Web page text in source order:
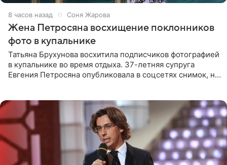
8 часов назад Соня Жарова
Жена Петросяна восхищение поклонников
фото в купальнике
Татьяна Брухунова восхитила подписчиков фотографией
в купальнике во время отдыха. 37-летняя супруга
Евгения Петросяна опубликовала в соцсетях снимок, на